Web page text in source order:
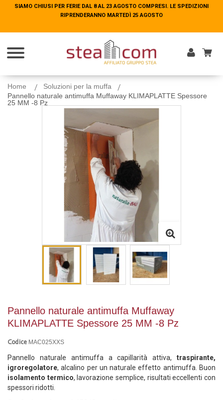
SIAMO CHIUSI PER FERIE DAL 8 AL 23 AGOSTO COMPRESI. LE SPEDIZIONI
RIPRENDERANNO MARTEDÌ 25 AGOSTO
Home
Soluzioni per la muffa
Pannello naturale antimuffa Muffaway KLIMAPLATTE Spessore
25 MM -8 Pz
Pannello naturale antimuffa Muffaway
KLIMAPLATTE Spessore 25 MM -8 Pz
Codice MAC025XXS
Pannello naturale antimuffa a capillarità attiva, traspirante,
igroregolatore, alcalino per un naturale effetto antimuffa. Buon
isolamento termico, lavorazione semplice, risultati eccellenti con
spessori ridotti.
SIAMO CHIUSI PER FERIE DAL 8 AL 23 AGOSTO COMPRESI. LE SPEDIZIONI
RIPRENDERANNO MARTEDÌ 25 AGOSTO